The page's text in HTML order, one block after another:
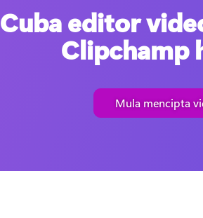
Cuba editor
Clipchamp
Mula mencipta